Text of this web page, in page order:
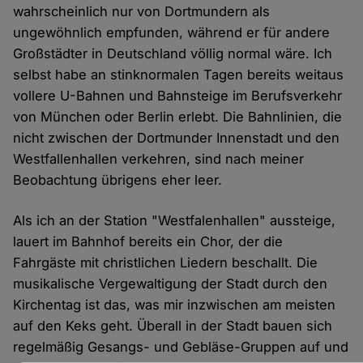
wahrscheinlich nur von Dortmundern als
ungewöhnlich empfunden, während er für andere
Großstädter in Deutschland völlig normal wäre. Ich
selbst habe an stinknormalen Tagen bereits weitaus
vollere U-Bahnen und Bahnsteige im Berufsverkehr
von München oder Berlin erlebt. Die Bahnlinien, die
nicht zwischen der Dortmunder Innenstadt und den
Westfallenhallen verkehren, sind nach meiner
Beobachtung übrigens eher leer.
Als ich an der Station "Westfalenhallen" aussteige,
lauert im Bahnhof bereits ein Chor, der die
Fahrgäste mit christlichen Liedern beschallt. Die
musikalische Vergewaltigung der Stadt durch den
Kirchentag ist das, was mir inzwischen am meisten
auf den Keks geht. Überall in der Stadt bauen sich
regelmäßig Gesangs- und Gebläse-Gruppen auf und